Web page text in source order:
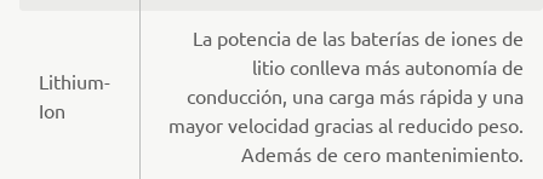
Lithium-
Ion
La potencia de las baterías de iones de
litio conlleva más autonomía de
conducción, una carga más rápida y una
mayor velocidad gracias al reducido peso.
Además de cero mantenimiento.